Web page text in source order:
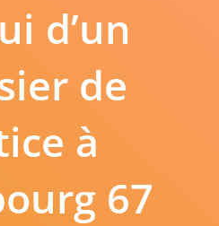
d’un
de
à
67